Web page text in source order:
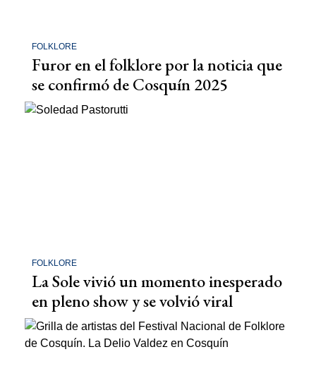
FOLKLORE
Furor en el folklore por la noticia que
se confirmó de Cosquín 2025
FOLKLORE
La Sole vivió un momento inesperado
en pleno show y se volvió viral